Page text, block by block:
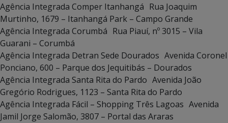
Agência Integrada Comper Itanhangá Rua Joaquim
Murtinho, 1679 – Itanhangá Park – Campo Grande
Agência Integrada Corumbá Rua Piauí, nº 3015 – Vila
Guarani – Corumbá
Agência Integrada Detran Sede Dourados Avenida Coronel
Ponciano, 600 – Parque dos Jequitibás – Dourados
Agência Integrada Santa Rita do Pardo Avenida João
Gregório Rodrigues, 1123 – Santa Rita do Pardo
Agência Integrada Fácil – Shopping Três Lagoas Avenida
Jamil Jorge Salomão, 3807 – Portal das Araras